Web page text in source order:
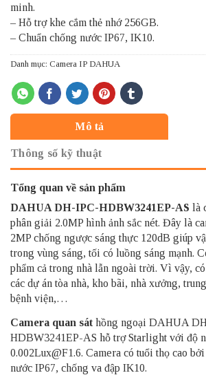
minh.
– Hỗ trợ khe cắm thẻ nhớ 256GB.
– Chuẩn chống nước IP67, IK10.
Danh mục: Camera IP DAHUA
Mô tả
Thông số kỹ thuật
Tổng quan về sản phẩm
DAHUA DH-IPC-HDBW3241EP-AS là
phân giải 2.0MP hình ảnh sắc nét. Đây là
2MP chống ngược sáng thực 120dB giúp
trong vùng sáng, tối có luồng sáng mạnh.
phẩm cả trong nhà lẫn ngoài trời. Vì vậy,
các dự án tòa nhà, kho bãi, nhà xưởng,
bệnh viện,…
Camera quan sát hồng ngoại DAHUA
HDBW3241EP-AS hỗ trợ Starlight với độ
0.002Lux@F1.6. Camera có tuổi thọ cao
nước IP67, chống va đập IK10.